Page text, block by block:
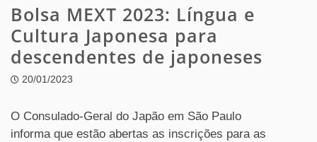
Bolsa MEXT 2023: Língua e
Cultura Japonesa para
descendentes de japoneses
20/01/2023
O Consulado-Geral do Japão em São Paulo
informa que estão abertas as inscrições para as